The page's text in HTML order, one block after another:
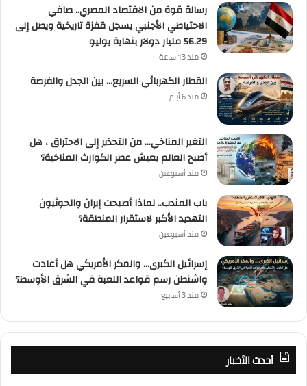
رسالة قوة من الاقتصاد المصري.. صافي
الاحتياطي الأجنبي يسجل قفزة تاريخية ويصل إلى
56.29 مليار دولار بنهاية يوليو
منذ 13 ساعة
القطار الكهربائي السريع… بين الجدل والفرصة
منذ 6 أيام
التغير المناخي… من التحذير إلى الاحتراق ، هل
أصبح العالم يعيش عصر الكوارث المناخية؟
منذ أسبوعين
باب المندب.. لماذا أصبحت إيران والحوثيون
التهديد الأكبر لاستقرار المنطقة؟
منذ أسبوعين
إسرائيل الكبرى… والمكر الأمريكي هل أعادت
واشنطن رسم قواعد اللعبة في الشرق الأوسط؟
منذ 3 أسابيع
أحدث الأخبار